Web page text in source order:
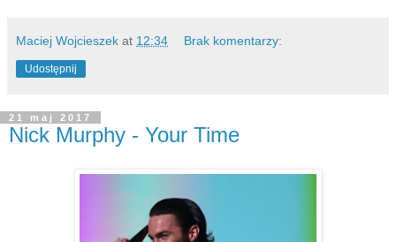
Maciej Wojcieszek at 12:34 Brak komentarzy:
Udostępnij
21 maj 2017
Nick Murphy - Your Time